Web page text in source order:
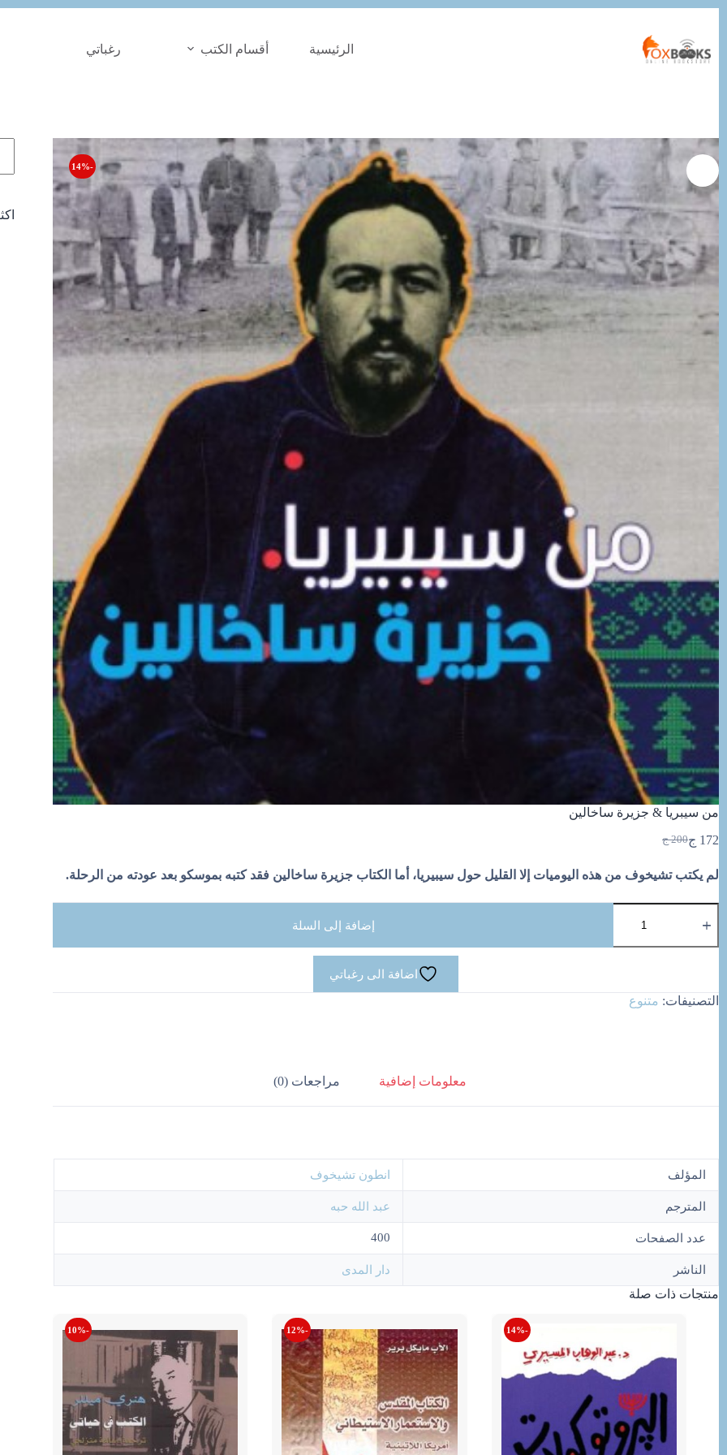
المحتوى
الرئيسية أقسام الكتب رغباتي
-14%
من سيبريا & جزيرة ساخالين
200 ج
السعر
هو:
172 جالسعر
هو:
لم يكتب تشيخوف من هذه اليوميات إلا القليل حول سيبيريا، أما الكتاب جزيرة ساخالين فقد كتبه بموسكو بعد عودته من الرحلة.
من
إضافة إلى السلة
اضافة الى رغباتي
التصنيفات: متنوع
معلومات إضافية مراجعات (0)
المؤلف انطون تشيخوف
المترجم عبد الله حبه
عدد الصفحات 400
الناشر دار المدى
منتجات ذات صلة
-14%
-12%
-10%